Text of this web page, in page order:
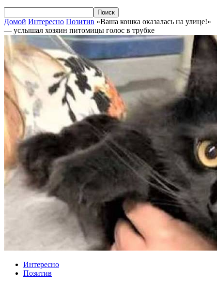
Домой Интересно Позитив «Ваша кошка оказалась на улице!»
— услышал хозяин питомицы голос в трубке
Интересно
Позитив